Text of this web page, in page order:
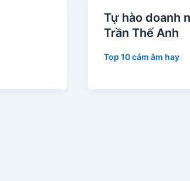
Tự hào doanh
Trần Thế Anh
Top 10 cảm âm hay